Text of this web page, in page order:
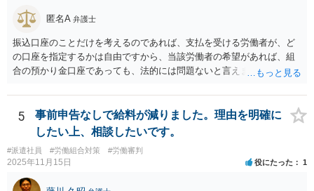
匿名A 弁護士
振込口座のことだけを考えるのであれば、支払を受ける労働者が、ど
の口座を指定するかは自由ですから、当該労働者の希望があれば、組
合の預かり金口座であっても、法的には問題ないと言えます。 ただ
ると、場合によっては非弁の問題が生じる可能性が考えられます。
5
事前申告なしで給料が減りました。理由を明確に
したい上、相談したいです。
#派遣社員 #労働組合対策 #労働審判
2025年11月15日 役にたった 1